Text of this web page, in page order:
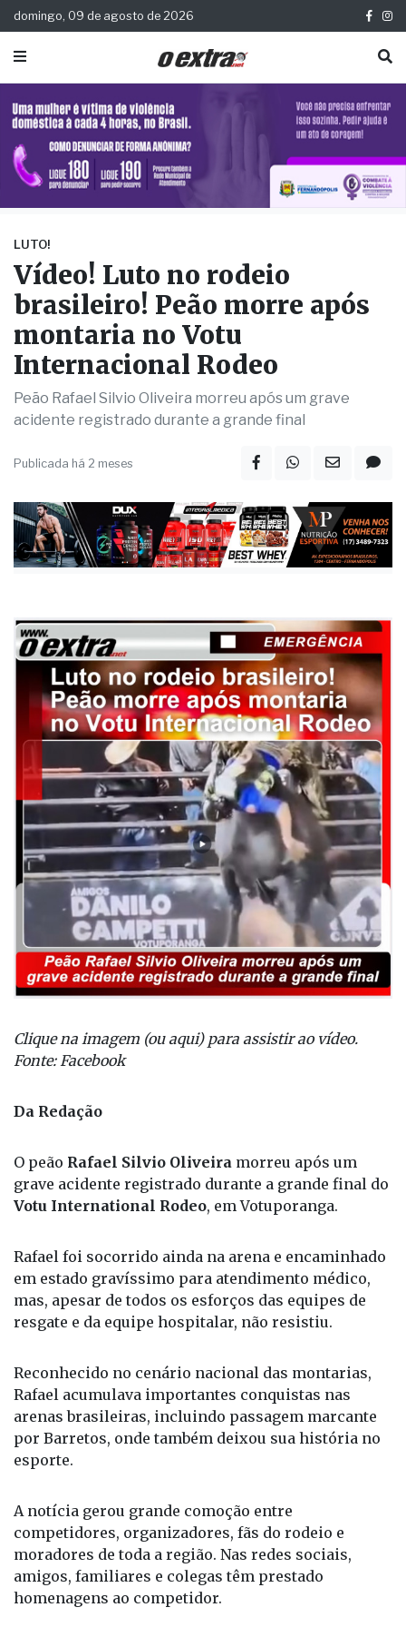
domingo, 09 de agosto de 2026
LUTO!
Vídeo! Luto no rodeio
brasileiro! Peão morre após
montaria no Votu
Internacional Rodeo
Peão Rafael Silvio Oliveira morreu após um grave
acidente registrado durante a grande final
Publicada há 2 meses
Clique na imagem (ou aqui) para assistir ao vídeo.
Fonte: Facebook
Da Redação
O peão Rafael Silvio Oliveira morreu após um
grave acidente registrado durante a grande final do
Votu International Rodeo, em Votuporanga.
Rafael foi socorrido ainda na arena e encaminhado
em estado gravíssimo para atendimento médico,
mas, apesar de todos os esforços das equipes de
resgate e da equipe hospitalar, não resistiu.
Reconhecido no cenário nacional das montarias,
Rafael acumulava importantes conquistas nas
arenas brasileiras, incluindo passagem marcante
por Barretos, onde também deixou sua história no
esporte.
A notícia gerou grande comoção entre
competidores, organizadores, fãs do rodeio e
moradores de toda a região. Nas redes sociais,
amigos, familiares e colegas têm prestado
homenagens ao competidor.